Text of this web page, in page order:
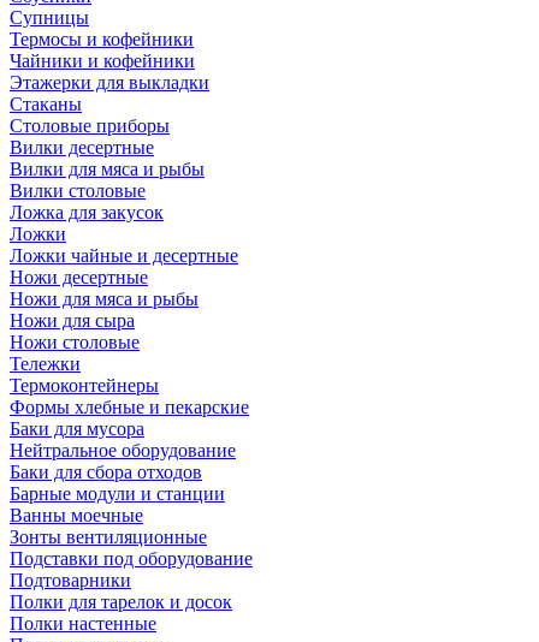
Супницы
Термосы и кофейники
Чайники и кофейники
Этажерки для выкладки
Стаканы
Столовые приборы
Вилки десертные
Вилки для мяса и рыбы
Вилки столовые
Ложка для закусок
Ложки
Ложки чайные и десертные
Ножи десертные
Ножи для мяса и рыбы
Ножи для сыра
Ножи столовые
Тележки
Термоконтейнеры
Формы хлебные и пекарские
Баки для мусора
Нейтральное оборудование
Баки для сбора отходов
Барные модули и станции
Ванны моечные
Зонты вентиляционные
Подставки под оборудование
Подтоварники
Полки для тарелок и досок
Полки настенные